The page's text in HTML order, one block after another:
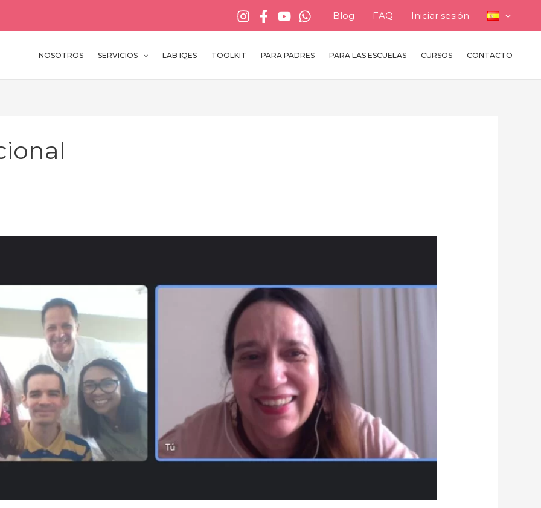
Blog FAQ Iniciar sesión
NOSOTROS SERVICIOS LAB IQES TOOLKIT PARA PADRES PARA LAS ESCUELAS CURSOS CONTACTO